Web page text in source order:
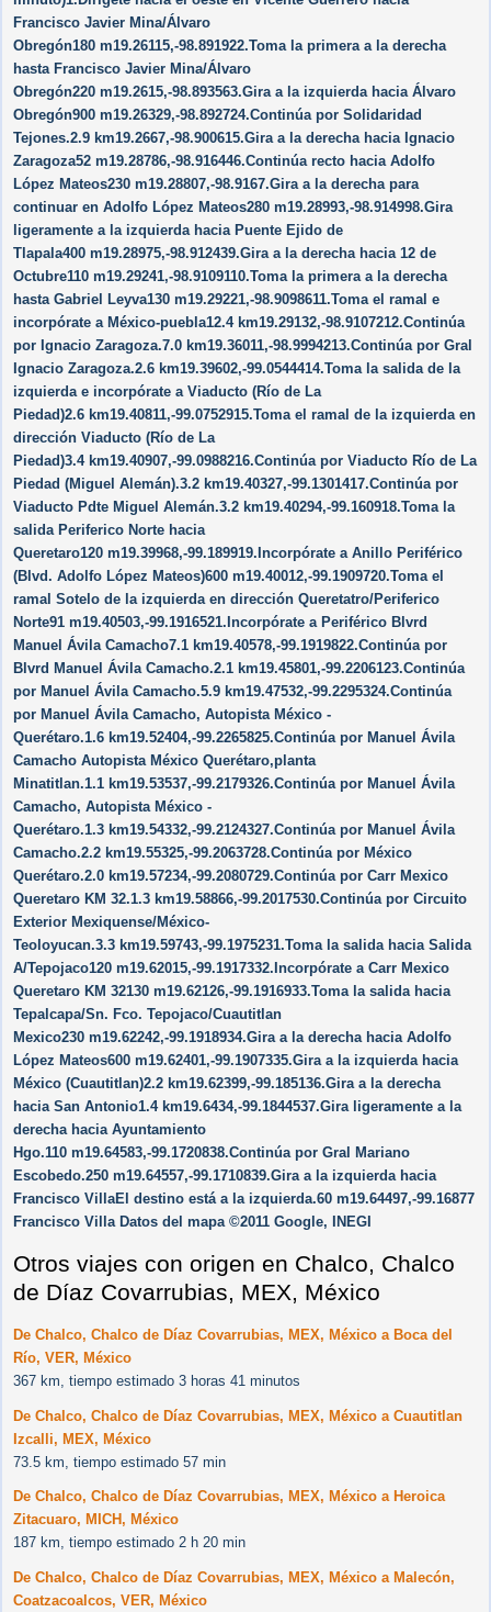
Francisco Javier Mina/​Álvaro
Obregón180 m19.26115,-98.891922.Toma la primera a la derecha
hasta Francisco Javier Mina/​Álvaro
Obregón220 m19.2615,-98.893563.Gira a la izquierda hacia Álvaro
Obregón900 m19.26329,-98.892724.Continúa por Solidaridad
Tejones.2.9 km19.2667,-98.900615.Gira a la derecha hacia Ignacio
Zaragoza52 m19.28786,-98.916446.Continúa recto hacia Adolfo
López Mateos230 m19.28807,-98.9167.Gira a la derecha para
continuar en Adolfo López Mateos280 m19.28993,-98.914998.Gira
ligeramente a la izquierda hacia Puente Ejido de
Tlapala400 m19.28975,-98.912439.Gira a la derecha hacia 12 de
Octubre110 m19.29241,-98.9109110.Toma la primera a la derecha
hasta Gabriel Leyva130 m19.29221,-98.9098611.Toma el ramal e
incorpórate a México-puebla12.4 km19.29132,-98.9107212.Continúa
por Ignacio Zaragoza.7.0 km19.36011,-98.9994213.Continúa por Gral
Ignacio Zaragoza.2.6 km19.39602,-99.0544414.Toma la salida de la
izquierda e incorpórate a Viaducto (Río de La
Piedad)2.6 km19.40811,-99.0752915.Toma el ramal de la izquierda en
dirección Viaducto (Río de La
Piedad)3.4 km19.40907,-99.0988216.Continúa por Viaducto Río de La
Piedad (Miguel Alemán).3.2 km19.40327,-99.1301417.Continúa por
Viaducto Pdte Miguel Alemán.3.2 km19.40294,-99.160918.Toma la
salida Periferico Norte hacia
Queretaro120 m19.39968,-99.189919.Incorpórate a Anillo Periférico
(Blvd. Adolfo López Mateos)600 m19.40012,-99.1909720.Toma el
ramal Sotelo de la izquierda en dirección Queretatro/​Periferico
Norte91 m19.40503,-99.1916521.Incorpórate a Periférico Blvrd
Manuel Ávila Camacho7.1 km19.40578,-99.1919822.Continúa por
Blvrd Manuel Ávila Camacho.2.1 km19.45801,-99.2206123.Continúa
por Manuel Ávila Camacho.5.9 km19.47532,-99.2295324.Continúa
por Manuel Ávila Camacho, Autopista México -
Querétaro.1.6 km19.52404,-99.2265825.Continúa por Manuel Ávila
Camacho Autopista México Querétaro,planta
Minatitlan.1.1 km19.53537,-99.2179326.Continúa por Manuel Ávila
Camacho, Autopista México -
Querétaro.1.3 km19.54332,-99.2124327.Continúa por Manuel Ávila
Camacho.2.2 km19.55325,-99.2063728.Continúa por México
Querétaro.2.0 km19.57234,-99.2080729.Continúa por Carr Mexico
Queretaro KM 32.1.3 km19.58866,-99.2017530.Continúa por Circuito
Exterior Mexiquense/​México-
Teoloyucan.3.3 km19.59743,-99.1975231.Toma la salida hacia Salida
A/​Tepojaco120 m19.62015,-99.1917332.Incorpórate a Carr Mexico
Queretaro KM 32130 m19.62126,-99.1916933.Toma la salida hacia
Tepalcapa/​Sn. Fco. Tepojaco/​Cuautitlan
Mexico230 m19.62242,-99.1918934.Gira a la derecha hacia Adolfo
López Mateos600 m19.62401,-99.1907335.Gira a la izquierda hacia
México (Cuautitlan)2.2 km19.62399,-99.185136.Gira a la derecha
hacia San Antonio1.4 km19.6434,-99.1844537.Gira ligeramente a la
derecha hacia Ayuntamiento
Hgo.110 m19.64583,-99.1720838.Continúa por Gral Mariano
Escobedo.250 m19.64557,-99.1710839.Gira a la izquierda hacia
Francisco VillaEl destino está a la izquierda.60 m19.64497,-99.16877
Francisco Villa Datos del mapa ©2011 Google, INEGI
Otros viajes con origen en Chalco, Chalco
de Díaz Covarrubias, MEX, México
De Chalco, Chalco de Díaz Covarrubias, MEX, México a Boca del
Río, VER, México
367 km, tiempo estimado 3 horas 41 minutos
De Chalco, Chalco de Díaz Covarrubias, MEX, México a Cuautitlan
Izcalli, MEX, México
73.5 km, tiempo estimado 57 min
De Chalco, Chalco de Díaz Covarrubias, MEX, México a Heroica
Zitacuaro, MICH, México
187 km, tiempo estimado 2 h 20 min
De Chalco, Chalco de Díaz Covarrubias, MEX, México a Malecón,
Coatzacoalcos, VER, México